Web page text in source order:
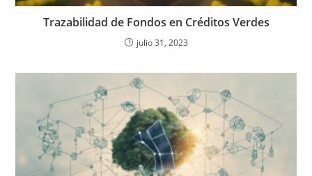
Trazabilidad de Fondos en Créditos Verdes
julio 31, 2023